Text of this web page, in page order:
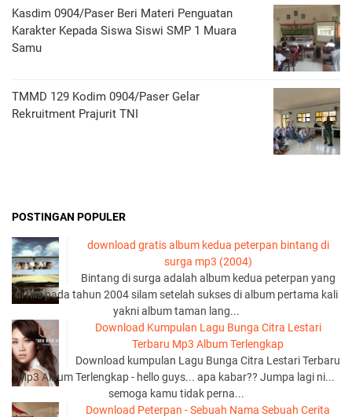
Kasdim 0904/Paser Beri Materi Penguatan
Karakter Kepada Siswa Siswi SMP 1 Muara
Samu
TMMD 129 Kodim 0904/Paser Gelar
Rekruitment Prajurit TNI
POSTINGAN POPULER
download gratis album kedua peterpan bintang di
surga mp3 (2004)
Bintang di surga adalah album kedua peterpan yang
di rilis pada tahun 2004 silam setelah sukses di album pertama kali
yakni album taman lang...
Download Kumpulan Lagu Bunga Citra Lestari
Terbaru Mp3 Album Terlengkap
Download kumpulan Lagu Bunga Citra Lestari Terbaru
Mp3 Album Terlengkap - hello guys... apa kabar?? Jumpa lagi ni...
semoga kamu tidak perna...
Download Peterpan - Sebuah Nama Sebuah Cerita